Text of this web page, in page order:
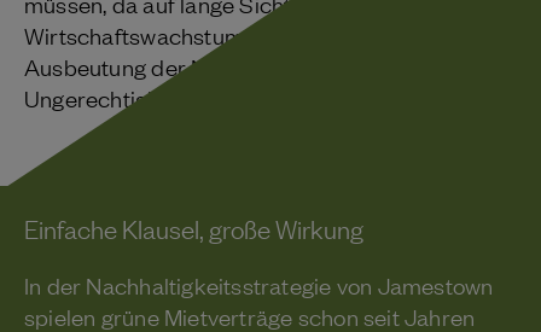
Wirtschaftswachstum vorstellbar ist, das auf der
Ausbeutung der Natur oder auf sozialen
Ungerechtigkeiten beruht.
Einfache Klausel, große Wirkung
In der Nachhaltigkeitsstrategie von Jamestown
spielen grüne Mietverträge schon seit Jahren